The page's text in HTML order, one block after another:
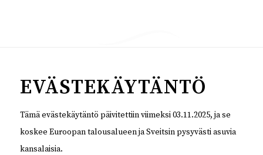
EVÄSTEKÄYTÄNTÖ
Tämä evästekäytäntö päivitettiin viimeksi 03.11.2025, ja se
koskee Euroopan talousalueen ja Sveitsin pysyvästi asuvia
kansalaisia.